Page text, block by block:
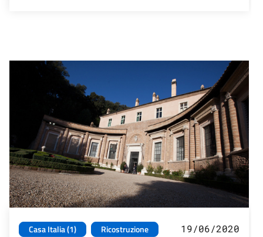
Casa Italia (1)
Ricostruzione
19/06/2020